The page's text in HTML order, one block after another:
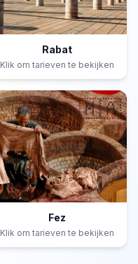
Rabat
Klik om tarieven te bekijken
🇲🇦
Fez
Klik om tarieven te bekijken